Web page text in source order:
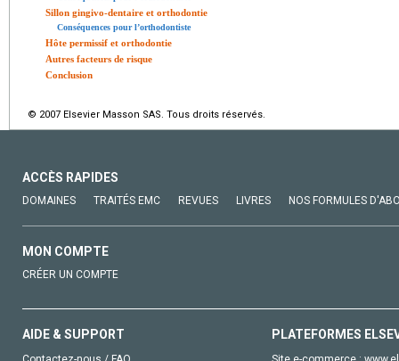
Sillon gingivo-dentaire et orthodontie
Conséquences pour l’orthodontiste
Hôte permissif et orthodontie
Autres facteurs de risque
Conclusion
© 2007 Elsevier Masson SAS. Tous droits réservés.
ACCÈS RAPIDES
DOMAINES TRAITÉS EMC REVUES LIVRES NOS FORMULES
MON COMPTE
CRÉER UN COMPTE
AIDE & SUPPORT PLATEFORMES